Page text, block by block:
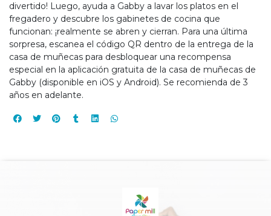
divertido! Luego, ayuda a Gabby a lavar los platos en el
fregadero y descubre los gabinetes de cocina que
funcionan: ¡realmente se abren y cierran. Para una última
sorpresa, escanea el código QR dentro de la entrega de la
casa de muñecas para desbloquear una recompensa
especial en la aplicación gratuita de la casa de muñecas de
Gabby (disponible en iOS y Android). Se recomienda de 3
años en adelante.